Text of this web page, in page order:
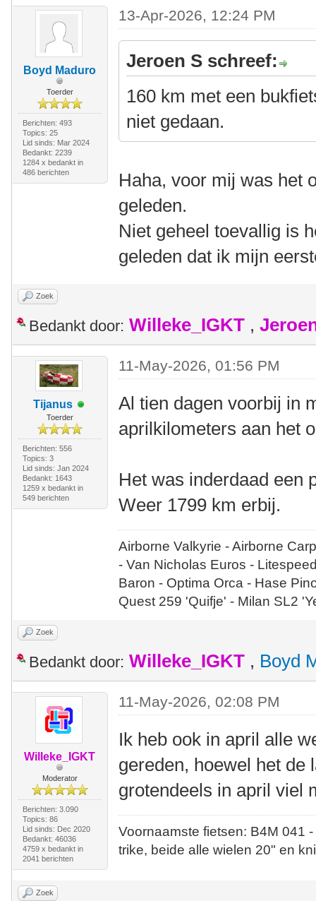
Boyd Maduro
Toerder
Berichten: 493
Topics: 25
Lid sinds: Mar 2024
Bedankt: 2239
1284 x bedankt in
486 berichten
13-Apr-2026, 12:24 PM
Jeroen S schreef:
160 km met een
niet gedaan.
Haha, voor mij was het
geleden.
Niet geheel toevallig is
geleden dat ik mijn
Zoek
Bedankt door: Willeke_IGKT ,
Tijanus
Toerder
Berichten: 556
Topics: 3
Lid sinds: Jan 2024
Bedankt: 1643
1259 x bedankt in
549 berichten
11-May-2026, 01:56 PM
Al tien dagen voorbij in
aprilkilometers aan het
Het was inderdaad een
Weer 1799 km erbij.
Airborne Valkyrie - Airborne
- Van Nicholas Euros -
Baron - Optima Orca - Hase
Quest 259 'Quifje' - Milan SL2
Zoek
Bedankt door: Willeke_IGKT , Boyd
Willeke_IGKT
Moderator
Berichten: 3.090
Topics: 86
Lid sinds: Dec 2020
Bedankt: 46036
4759 x bedankt in
2041 berichten
11-May-2026, 02:08 PM
Ik heb ook in april alle
gereden, hoewel het de
grotendeels in april viel
Voornaamste fietsen: B4M
trike, beide alle wielen 20" en
Zoek